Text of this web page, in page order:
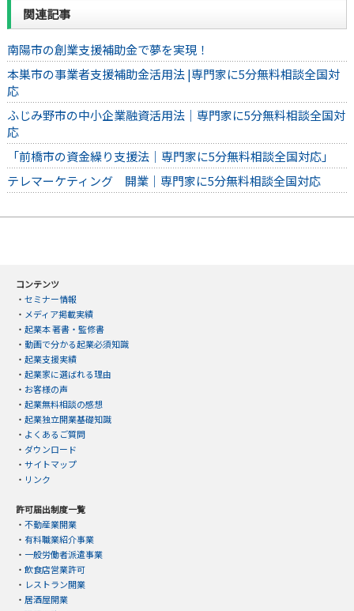
関連記事
南陽市の創業支援補助金で夢を実現！
本巣市の事業者支援補助金活用法 |専門家に5分無料相談全国対
応
ふじみ野市の中小企業融資活用法｜専門家に5分無料相談全国対
応
「前橋市の資金繰り支援法｜専門家に5分無料相談全国対応」
テレマーケティング 開業｜専門家に5分無料相談全国対応
コンテンツ
・ セミナー情報
・ メディア掲載実績
・ 起業本 著書・監修書
・ 動画で分かる起業必須知識
・ 起業支援実績
・ 起業家に選ばれる理由
・ お客様の声
・ 起業無料相談の感想
・ 起業独立開業基礎知識
・ よくあるご質問
・ ダウンロード
・ サイトマップ
・ リンク
許可届出制度一覧
・ 不動産業開業
・ 有料職業紹介事業
・ 一般労働者派遣事業
・ 飲食店営業許可
・ レストラン開業
・ 居酒屋開業